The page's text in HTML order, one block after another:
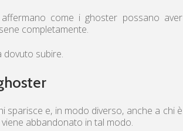
come i ghoster possano aver
completamente.
dovuto subire.
sparisce e, in modo diverso, anche a chi è
abbandonato in tal modo.